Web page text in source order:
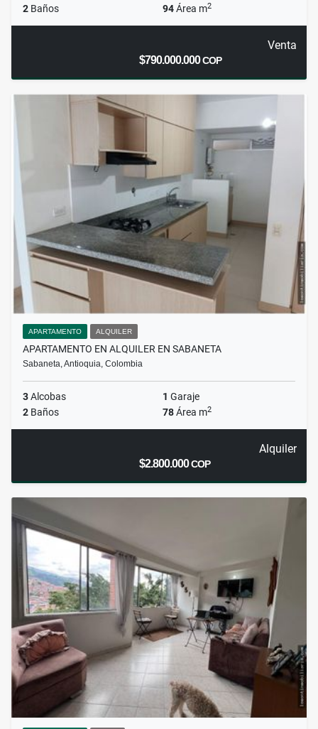
2 Baños 94Área m2
Venta
$790.000.000COP
APARTAMENTO ALQUILER
APARTAMENTO EN ALQUILER EN SABANETA
Sabaneta, Antioquia, Colombia
3Alcobas 1 Garaje
2 Baños 78Área m2
Alquiler
$2.800.000COP